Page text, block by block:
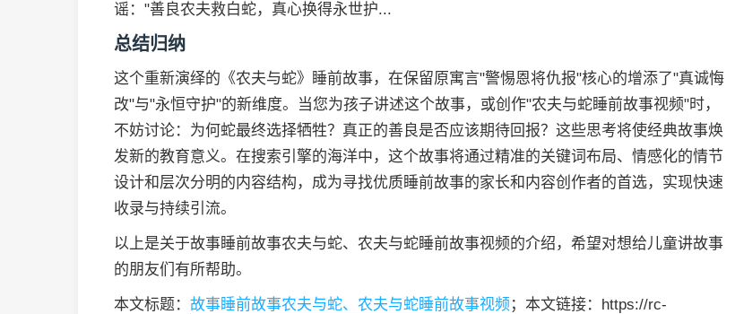
谣："善良农夫救白蛇，真心换得永世护...
总结归纳
这个重新演绎的《农夫与蛇》睡前故事，在保留原寓言"警惕恩将仇报"核心的增添了"真诚悔
改"与"永恒守护"的新维度。当您为孩子讲述这个故事，或创作"农夫与蛇睡前故事视频"时，
不妨讨论：为何蛇最终选择牺牲？真正的善良是否应该期待回报？这些思考将使经典故事焕
发新的教育意义。在搜索引擎的海洋中，这个故事将通过精准的关键词布局、情感化的情节
设计和层次分明的内容结构，成为寻找优质睡前故事的家长和内容创作者的首选，实现快速
收录与持续引流。
以上是关于故事睡前故事农夫与蛇、农夫与蛇睡前故事视频的介绍，希望对想给儿童讲故事
的朋友们有所帮助。
本文标题： 故事睡前故事农夫与蛇、农夫与蛇睡前故事视频 ；本文链接：https://rc-